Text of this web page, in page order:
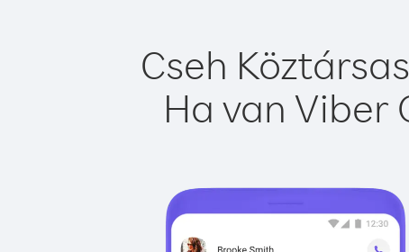
Cseh
Ha van Viber